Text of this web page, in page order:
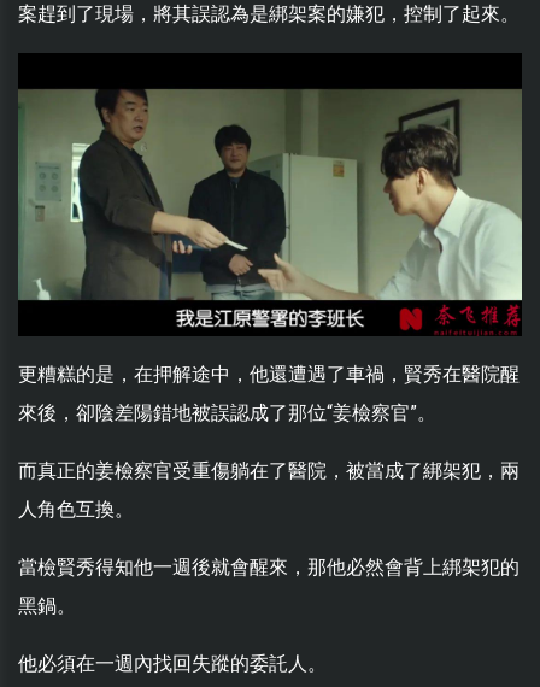
案趕到了現場，將其誤認為是綁架案的嫌犯，控制了起來。
更糟糕的是，在押解途中，他還遭遇了車禍，賢秀在醫院醒
來後，卻陰差陽錯地被誤認成了那位“姜檢察官”。
而真正的姜檢察官受重傷躺在了醫院，被當成了綁架犯，兩
人角色互換。
當檢賢秀得知他一週後就會醒來，那他必然會背上綁架犯的
黑鍋。
他必須在一週內找回失蹤的委託人。